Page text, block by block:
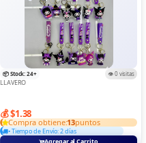
📦 Stock: 24+ 👁️ 0 visitas
LLAVERO
💰 $1.38
Compra obtiene:13puntos
• Tiempo de Envío: 2 días